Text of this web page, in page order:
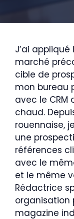
J’ai
marché
cible de
mon bureau
avec le
chaud.
rouennaise,
une
références
avec le
et le même
Rédactrice
organisation
magazine